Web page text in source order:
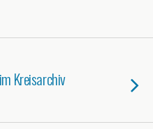
Kreisarchiv